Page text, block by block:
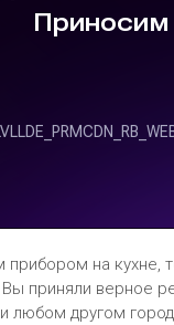
прибором на
приняли верное
любом другом